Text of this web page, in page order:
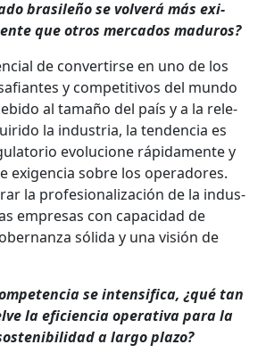
brasileño se volverá más exi­
que otros mer­ca­dos maduros?
de con­ver­tirse en uno de los
y com­pet­i­tivos del mun­do
al tamaño del país y a la rel­e­
la indus­tria, la ten­den­cia es
evolu­cione ráp­i­da­mente y
exi­gen­cia sobre los oper­adores.
la pro­fe­sion­al­ización de la indus­
empre­sas con capaci­dad de
sól­i­da y una visión de
se inten­si­fi­ca, ¿qué tan
la efi­cien­cia oper­a­ti­va para la
a largo pla­zo?